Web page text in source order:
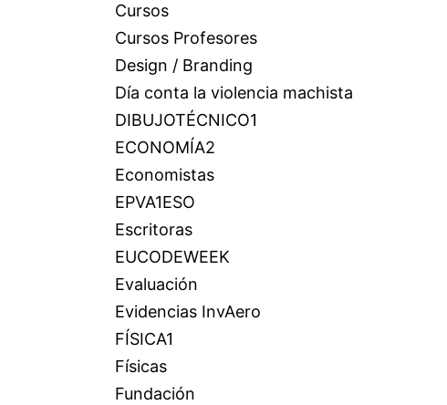
Cursos
Cursos Profesores
Design / Branding
Día conta la violencia machista
DIBUJOTÉCNICO1
ECONOMÍA2
Economistas
EPVA1ESO
Escritoras
EUCODEWEEK
Evaluación
Evidencias InvAero
FÍSICA1
Físicas
Fundación